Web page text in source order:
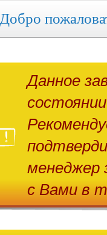
Добро
Данное
менеджер
с Вами в